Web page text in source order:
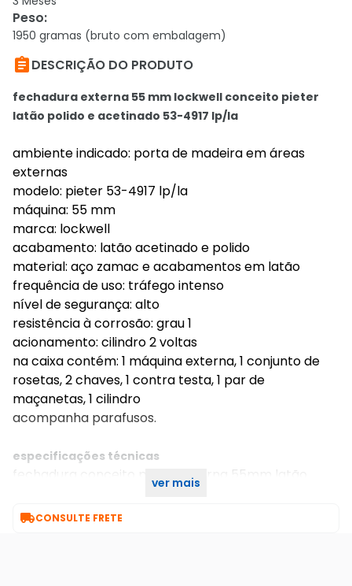
Peso:
1950 gramas (bruto com embalagem)
DESCRIÇÃO DO PRODUTO
fechadura externa 55 mm lockwell conceito pieter
latão polido e acetinado 53-4917 lp/la
ambiente indicado: porta de madeira em áreas
externas
modelo: pieter 53-4917 lp/la
máquina: 55 mm
marca: lockwell
acabamento: latão acetinado e polido
material: aço zamac e acabamentos em latão
frequência de uso: tráfego intenso
nível de segurança: alto
resistência à corrosão: grau 1
acionamento: cilindro 2 voltas
na caixa contém: 1 máquina externa, 1 conjunto de
rosetas, 2 chaves, 1 contra testa, 1 par de
maçanetas, 1 cilindro
acompanha parafusos.
especificações técnicas
fechadura conceito pieter externa 55mm latão
ver mais
CONSULTE FRETE